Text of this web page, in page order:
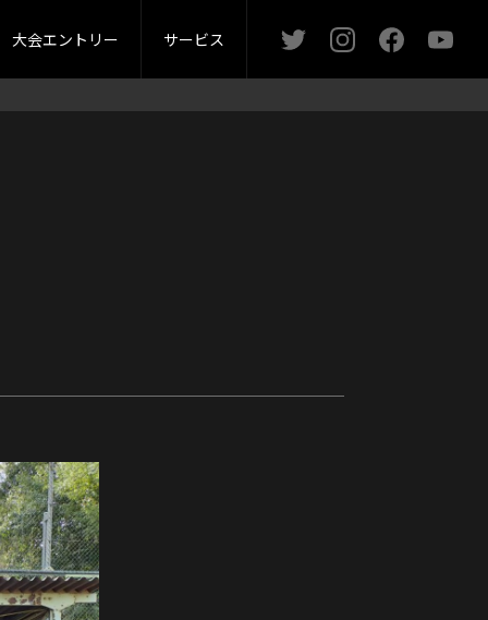
マガジン
オータムカップ マスターズカップ
大会エントリー サービス
い合わせ